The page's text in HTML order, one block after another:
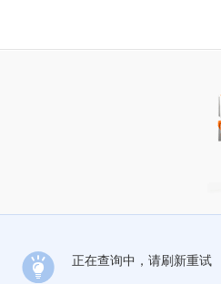
正在查询中，请刷新重试